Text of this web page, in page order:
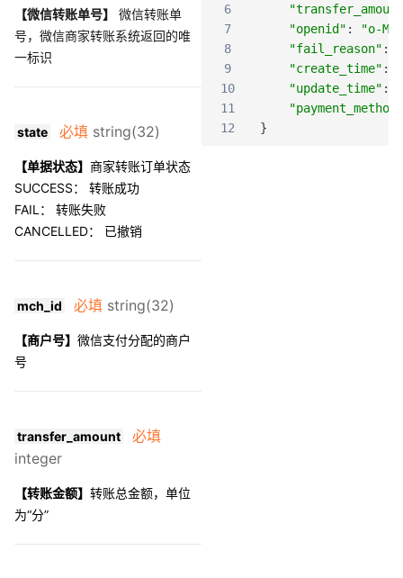
【微信转账单号】
微信转账单
号，微信商家转账系统返回的唯
一标识
state 必填 string(32)
【单据状态】 商家转账订单状态
SUCCESS： 转账成功
FAIL： 转账失败
CANCELLED： 已撤销
mch_id 必填 string(32)
【商户号】 微信支付分配的商户
号
transfer_amount
必填
integer
【转账金额】 转账总金额，单位
为“分”
6
7
"openid" :
"o-
8
"fail_reason" :
9
"create_time" :
10
"update_time" :
11
12
}